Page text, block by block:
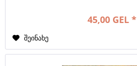
45,00 GEL *
შეინახე